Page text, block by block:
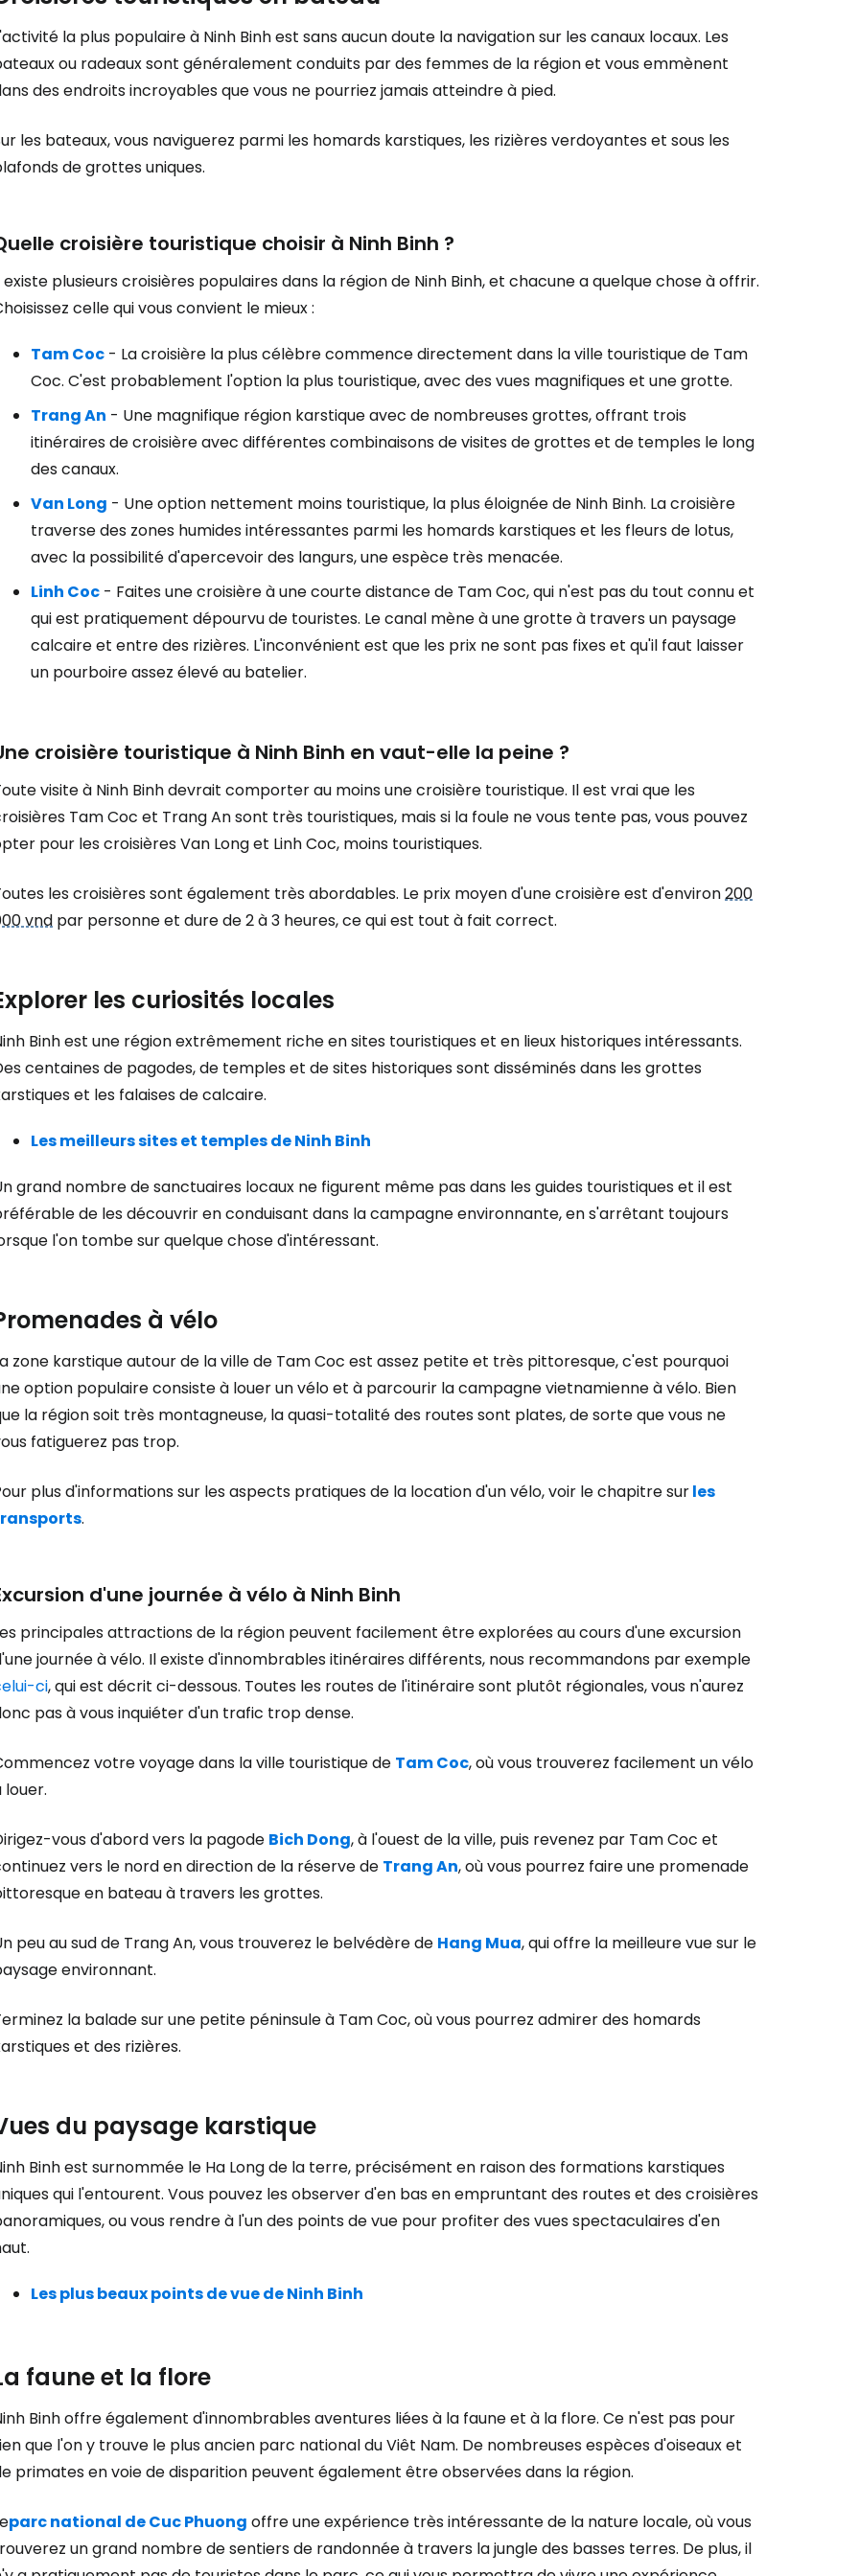
la plus populaire à Ninh Binh est sans aucun doute la navigation sur les canaux locaux. Les
ou radeaux sont généralement conduits par des femmes de la région et vous emmènent
des endroits incroyables que vous ne pourriez jamais atteindre à pied.
les bateaux, vous naviguerez parmi les homards karstiques, les rizières verdoyantes et sous les
de grottes uniques.
croisière touristique choisir à Ninh Binh ?
existe plusieurs croisières populaires dans la région de Ninh Binh, et chacune a quelque chose à offrir.
celle qui vous convient le mieux :
Tam Coc - La croisière la plus célèbre commence directement dans la ville touristique de Tam
Coc. C'est probablement l'option la plus touristique, avec des vues magnifiques et une grotte.
Trang An - Une magnifique région karstique avec de nombreuses grottes, offrant trois
itinéraires de croisière avec différentes combinaisons de visites de grottes et de temples le long
des canaux.
Van Long - Une option nettement moins touristique, la plus éloignée de Ninh Binh. La croisière
traverse des zones humides intéressantes parmi les homards karstiques et les fleurs de lotus,
avec la possibilité d'apercevoir des langurs, une espèce très menacée.
Linh Coc - Faites une croisière à une courte distance de Tam Coc, qui n'est pas du tout connu et
qui est pratiquement dépourvu de touristes. Le canal mène à une grotte à travers un paysage
calcaire et entre des rizières. L'inconvénient est que les prix ne sont pas fixes et qu'il faut laisser
un pourboire assez élevé au batelier.
croisière touristique à Ninh Binh en vaut-elle la peine ?
visite à Ninh Binh devrait comporter au moins une croisière touristique. Il est vrai que les
Tam Coc et Trang An sont très touristiques, mais si la foule ne vous tente pas, vous pouvez
pour les croisières Van Long et Linh Coc, moins touristiques.
les croisières sont également très abordables. Le prix moyen d'une croisière est d'environ200
vnd par personne et dure de 2 à 3 heures, ce qui est tout à fait correct.
les curiosités locales
Binh est une région extrêmement riche en sites touristiques et en lieux historiques intéressants.
centaines de pagodes, de temples et de sites historiques sont disséminés dans les grottes
et les falaises de calcaire.
Les meilleurs sites et temples de Ninh Binh
grand nombre de sanctuaires locaux ne figurent même pas dans les guides touristiques et il est
de les découvrir en conduisant dans la campagne environnante, en s'arrêtant toujours
l'on tombe sur quelque chose d'intéressant.
à vélo
zone karstique autour de la ville de Tam Coc est assez petite et très pittoresque, c'est pourquoi
option populaire consiste à louer un vélo et à parcourir la campagne vietnamienne à vélo. Bien
la région soit très montagneuse, la quasi-totalité des routes sont plates, de sorte que vous ne
fatiguerez pas trop.
plus d'informations sur les aspects pratiques de la location d'un vélo, voir le chapitre surles
.
d'une journée à vélo à Ninh Binh
principales attractions de la région peuvent facilement être explorées au cours d'une excursion
journée à vélo. Il existe d'innombrables itinéraires différents, nous recommandons par exemple
ci, qui est décrit ci-dessous. Toutes les routes de l'itinéraire sont plutôt régionales, vous n'aurez
pas à vous inquiéter d'un trafic trop dense.
votre voyage dans la ville touristique de Tam Coc, où vous trouverez facilement un vélo
louer.
vous d'abord vers la pagode Bich Dong, à l'ouest de la ville, puis revenez par Tam Coc et
vers le nord en direction de la réserve de Trang An, où vous pourrez faire une promenade
en bateau à travers les grottes.
peu au sud de Trang An, vous trouverez le belvédère de Hang Mua, qui offre la meilleure vue sur le
environnant.
la balade sur une petite péninsule à Tam Coc, où vous pourrez admirer des homards
et des rizières.
du paysage karstique
Binh est surnommée le Ha Long de la terre, précisément en raison des formations karstiques
qui l'entourent. Vous pouvez les observer d'en bas en empruntant des routes et des croisières
ou vous rendre à l'un des points de vue pour profiter des vues spectaculaires d'en
Les plus beaux points de vue de Ninh Binh
faune et la flore
Binh offre également d'innombrables aventures liées à la faune et à la flore. Ce n'est pas pour
que l'on y trouve le plus ancien parc national du Viêt Nam. De nombreuses espèces d'oiseaux et
primates en voie de disparition peuvent également être observées dans la région.
parc national de Cuc Phuong offre une expérience très intéressante de la nature locale, où vous
un grand nombre de sentiers de randonnée à travers la jungle des basses terres. De plus, il
Se connecter à Cestee
... la communauté mondiale des voyageurs
Continuer avec Google
Poursuivre avec le courrier électronique